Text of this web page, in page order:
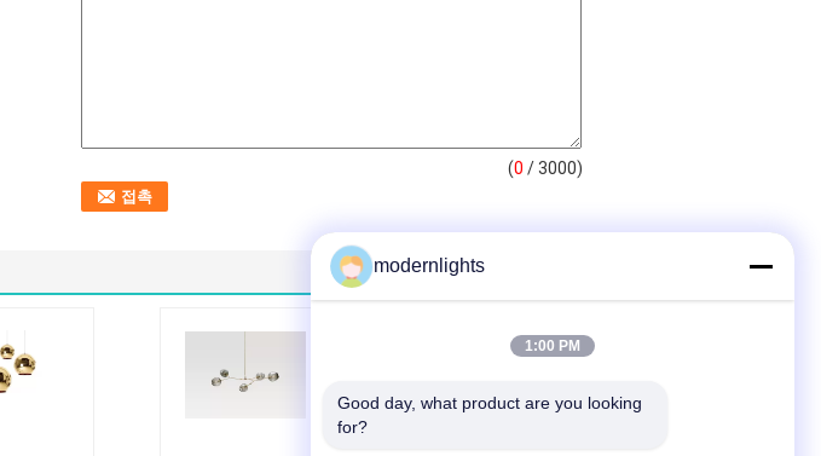
(0 / 3000)
modernlights
1:00 PM
Good day, what product are you looking
for?